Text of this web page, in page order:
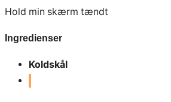
Hold min skærm tændt
Ingredienser
Koldskål